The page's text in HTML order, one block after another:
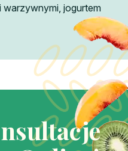
warzywnymi, jogurtem